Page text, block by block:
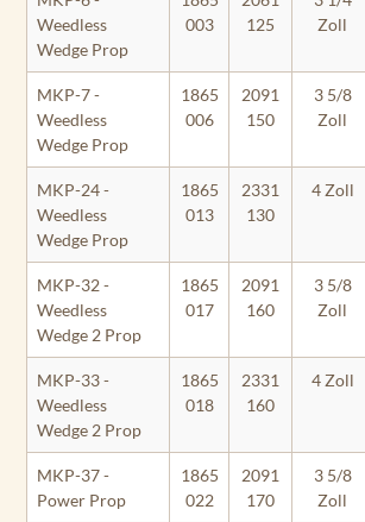
Weedless
Wedge Prop
003
125
Zoll
MKP-7 -
Weedless
Wedge Prop
1865
006
2091
150
3 5/8
Zoll
MKP-24 -
Weedless
Wedge Prop
1865
013
2331
130
4 Zoll
MKP-32 -
Weedless
Wedge 2 Prop
1865
017
2091
160
3 5/8
Zoll
MKP-33 -
Weedless
Wedge 2 Prop
1865
018
2331
160
4 Zoll
MKP-37 -
Power Prop
1865
022
2091
170
3 5/8
Zoll